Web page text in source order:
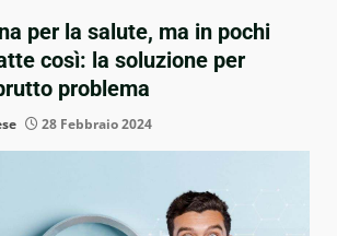
per la salute, ma in pochi
così: la soluzione per
problema
28 Febbraio 2024